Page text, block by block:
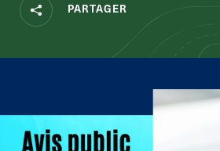
PARTAGER